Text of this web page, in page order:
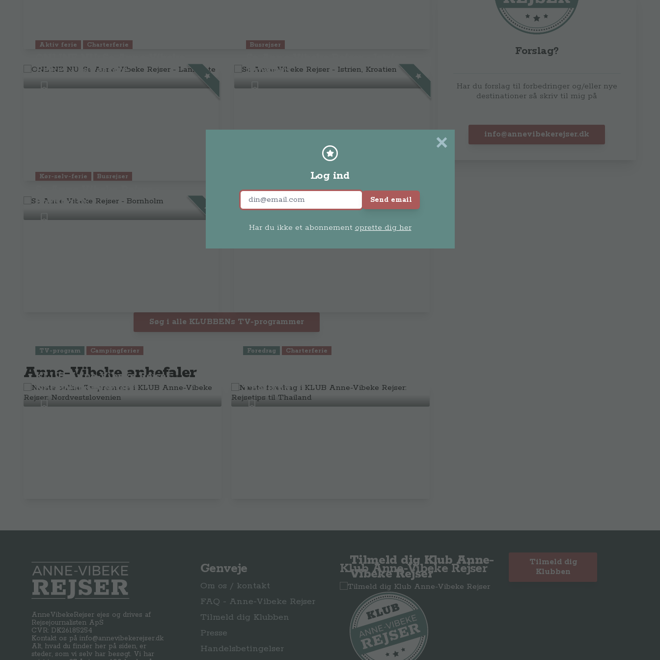
Log ind
Send email
Har du ikke et abonnement oprette dig her
Aktiv ferie Charterferie
Rejser - Lanzarote
Busrejser
Kroatien
Kør-selv-ferie Busrejser
Bornholm
ONLINE NU - Se Anne-Vibeke
Rejser - Limburg, Flandern
Søg i alle KLUBBENs TV-programmer
Forslag?
Har du forslag til forbedringer og/eller nye
destinationer så skriv til mig på
info@annevibekerejser.dk
Anne-Vibeke anbefaler
TV-program Campingferier
Næste online Tv-premiere i
KLUB Anne-Vibeke Rejser:
Nordvestslovenien
Foredrag Charterferie
Thailand
Anne-Vibeke Rejser
AnneVibekeRejser ejes og drives af
Rejsejournalisten ApS
CVR: DK26185254
Kontakt os på info@annevibekerejser.dk
Alt, hvad du finder her på siden, er
steder, som vi selv har besøgt. Vi har
Genveje
Om os / kontakt
FAQ - Anne-Vibeke Rejser
Tilmeld dig Klubben
Presse
Handelsbetingelser
Klub Anne-Vibeke Rejser
Tilmeld dig Klub Anne-
Vibeke Rejser
Tilmeld dig
Klubben